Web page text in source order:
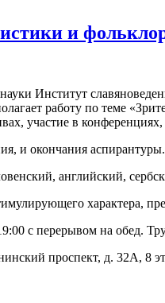
и
Институт
работу по теме
участие в
и окончания аспирантуры.
английский,
характера,
с перерывом на обед.
проспект, д. 32А, 8